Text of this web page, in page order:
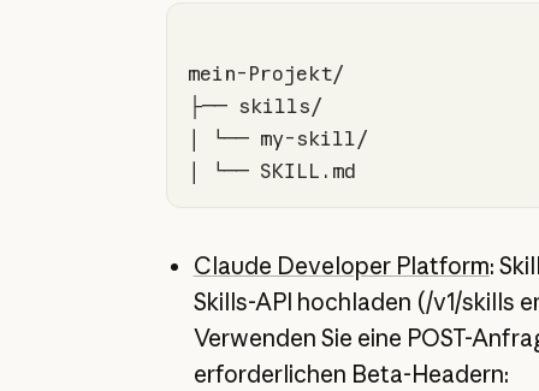
│ └── SKILL.md
Claude Developer Platform:
Skills-API hochladen (/v1/skills
Verwenden Sie eine POST-
erforderlichen Beta-Headern: